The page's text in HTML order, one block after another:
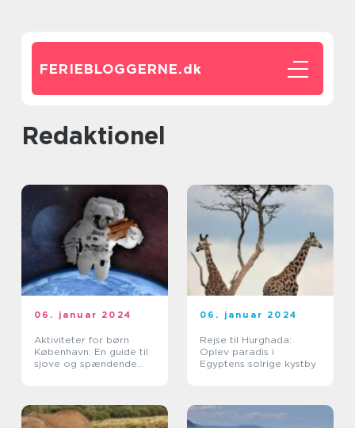
FERIEBLOGGERNE.dk
redaktionel
06. januar 2024
Aktiviteter for børn
København: En guide til
sjove og spændende
06. januar 2024
Rejse til Hurghada:
Oplev paradis i
Egyptens solrige kystby